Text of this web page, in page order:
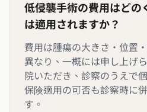
低侵襲手術の費用はどの
は適用されますか？
費用は腫瘍の大きさ・位置
異なり、一概には申し上げ
院いただき、診察のうえで
保険適用の可否も診察時に
す。